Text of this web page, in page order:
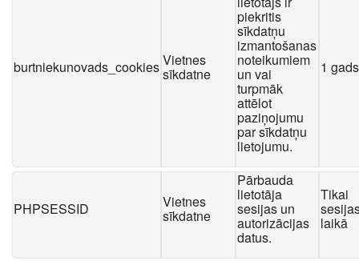
burtniekunovads_cookiesVietnes
sīkdatne
piekritis
sīkdatņu
izmantošanas
noteikumiem
un vai
turpmāk
attēlot
paziņojumu
par sīkdatņu
lietojumu.
1 gads
PHPSESSID Vietnes
sīkdatne
Pārbauda
lietotāja
sesijas un
autorizācijas
datus.
Tikai
laikā